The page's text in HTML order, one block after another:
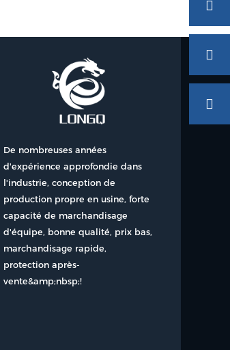
De nombreuses années
d'expérience approfondie dans
l'industrie, conception de
production propre en usine, forte
capacité de marchandisage
d'équipe, bonne qualité, prix bas,
marchandisage rapide,
protection après-
vente&amp;nbsp;!